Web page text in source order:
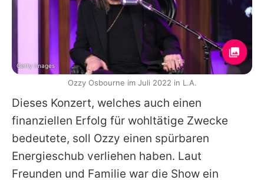
Dieses Konzert, welches auch einen
finanziellen Erfolg für wohltätige Zwecke
bedeutete, soll Ozzy einen spürbaren
Energieschub verliehen haben. Laut
Freunden und Familie war die Show ein
Getty Images
Ozzy Osbourne im Juli 2022 in L.A.